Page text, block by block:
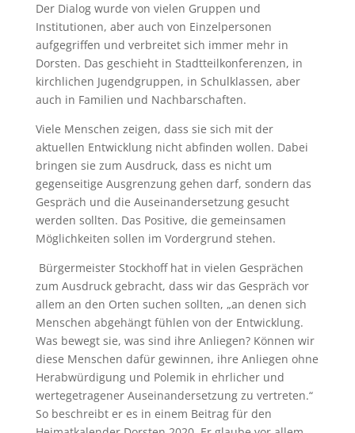
Der Dialog wurde von vielen Gruppen und
Institutionen, aber auch von Einzelpersonen
aufgegriffen und verbreitet sich immer mehr in
Dorsten. Das geschieht in Stadtteilkonferenzen, in
kirchlichen Jugendgruppen, in Schulklassen, aber
auch in Familien und Nachbarschaften.
Viele Menschen zeigen, dass sie sich mit der
aktuellen Entwicklung nicht abfinden wollen. Dabei
bringen sie zum Ausdruck, dass es nicht um
gegenseitige Ausgrenzung gehen darf, sondern das
Gespräch und die Auseinandersetzung gesucht
werden sollten. Das Positive, die gemeinsamen
Möglichkeiten sollen im Vordergrund stehen.
Bürgermeister Stockhoff hat in vielen Gesprächen
zum Ausdruck gebracht, dass wir das Gespräch vor
allem an den Orten suchen sollten, „an denen sich
Menschen abgehängt fühlen von der Entwicklung.
Was bewegt sie, was sind ihre Anliegen? Können wir
diese Menschen dafür gewinnen, ihre Anliegen ohne
Herabwürdigung und Polemik in ehrlicher und
wertegetragener Auseinandersetzung zu vertreten.“
So beschreibt er es in einem Beitrag für den